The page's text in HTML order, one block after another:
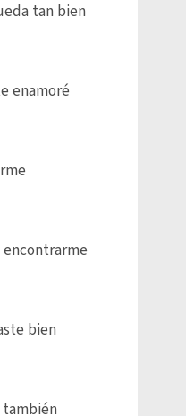
tan bien
enamoré
bien
también